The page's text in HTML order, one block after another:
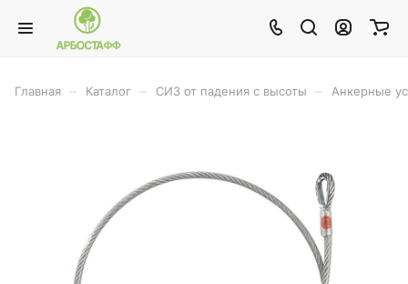
Главная Каталог СИЗ от падения с высоты Анкерные